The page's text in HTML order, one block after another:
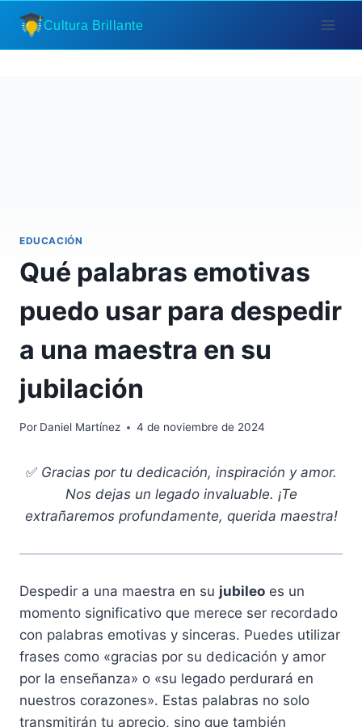
Saltar
contenido
Cultura Brillante
EDUCACIÓN
Qué palabras emotivas
puedo usar para despedir
a una maestra en su
jubilación
Por Daniel Martínez 4 de noviembre de 2024
✅ Gracias por tu dedicación, inspiración y amor.
Nos dejas un legado invaluable. ¡Te
extrañaremos profundamente, querida maestra!
Despedir a una maestra en su jubileo es un
momento significativo que merece ser recordado
con palabras emotivas y sinceras. Puedes utilizar
frases como «gracias por su dedicación y amor
por la enseñanza» o «su legado perdurará en
nuestros corazones». Estas palabras no solo
transmitirán tu aprecio, sino que también